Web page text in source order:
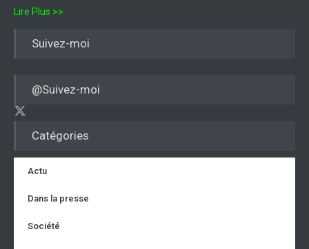
Catégories
Actu
Dans la presse
Société
Lire Plus >>
Suivez-moi
@Suivez-moi